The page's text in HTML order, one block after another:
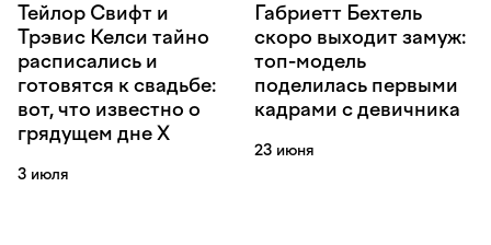
Тейлор Свифт и
Трэвис Келси тайно
расписались и
готовятся к свадьбе:
вот, что известно о
грядущем дне Х
3 июля
Габриетт Бехтель
скоро выходит замуж:
топ-модель
поделилась первыми
кадрами с девичника
23 июня